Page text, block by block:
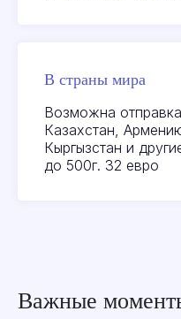
В страны мира
Возможна
Казахстан,
Кыргызстан и
до 500г. 32 евро
Важные
актуальные
ВКонтакте